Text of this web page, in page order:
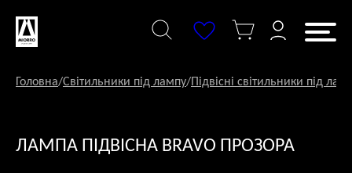
змісту
Головна/Світильники під лампу/ Підвісні світильники під
ЛАМПА ПІДВІСНА BRAVO ПРОЗОРА